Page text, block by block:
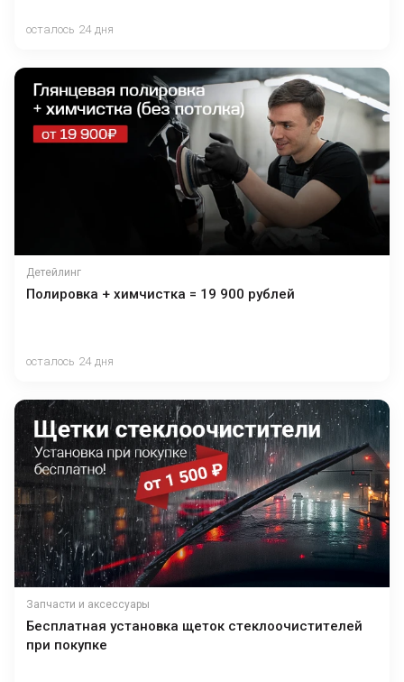
осталось 24 дня
Детейлинг
Полировка + химчистка = 19 900 рублей
осталось 24 дня
Запчасти и аксессуары
Бесплатная установка щеток стеклоочистителей
при покупке